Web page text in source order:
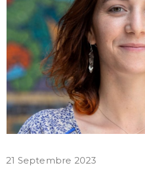
21 Septembre 2023